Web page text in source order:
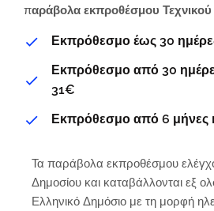
παράβολα εκπροθέσμου
Εκπρόθεσμο έως 30
Εκπρόθεσμο από 30
31€
Εκπρόθεσμο από 6 μήνες
Τα παράβολα εκπροθέσμου
Δημοσίου και καταβάλλονται εξ
Ελληνικό Δημόσιο με τη μορφή